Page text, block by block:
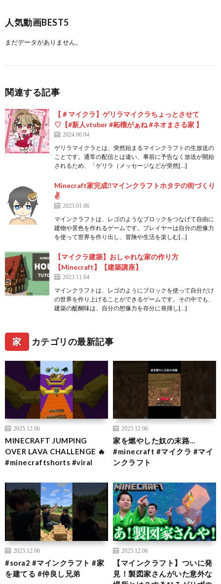
人気動画BEST5
まだデータがありません。
関連する記事
【＃マイクラ】ゲリラマイクラちょっとさせて
♡【#新人vtuber #柘榴がぁね #ネオまさる家 】
2024.06.04
ゲリラマイクラとは、突然始まるマインクラフトの生放送の
ことです。通常の配信とは違い、事前に予告なく放送が開始
されるため、「ゲリラ（メッセージなどが突然[…]
Minecraft家完成‼️マインクラフトホタテの街づくり
✌️
2023.01.06
マインクラフトは、レゴのようなブロックをつなげて自由に
建物や景色を作れるゲームです。プレイヤーは自分の想像力
を使って世界を作り出し、冒険や生活を楽しむ[…]
【マイクラ建築】おしゃれな家の作り方
【Minecraft】【建築講座】
2023.11.04
マインクラフトは、レゴのようにブロックを使って自分だけ
の世界を作り上げることができるゲームです。その中でも、
建築の醍醐味は、自分の想像力を存分に発揮し[…]
家 カテゴリの最新記事
2025.12.06
MINECRAFT JUMPING
OVER LAVA CHALLENGE 🔥
#minecraftshorts #viral
2025.12.06
家を燃やした奴の末路…
#minecraft #マイクラ #マイ
ンクラフト
2025.12.06
#sora2 #マインクラフト #家
を建てる #仲良し兄弟
2025.12.06
【マインクラフト】ついに発
見！製図家さんがいた意外な